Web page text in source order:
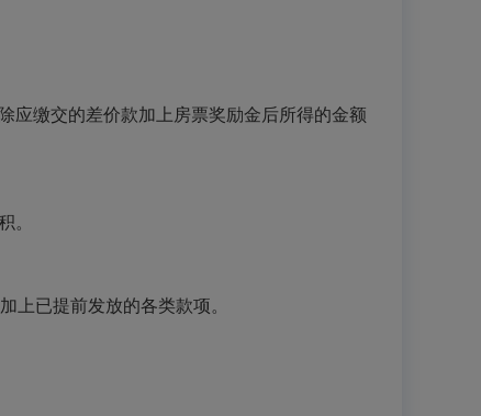
应缴交的差价款加上房票奖励金后所得的金额
。
上已提前发放的各类款项。